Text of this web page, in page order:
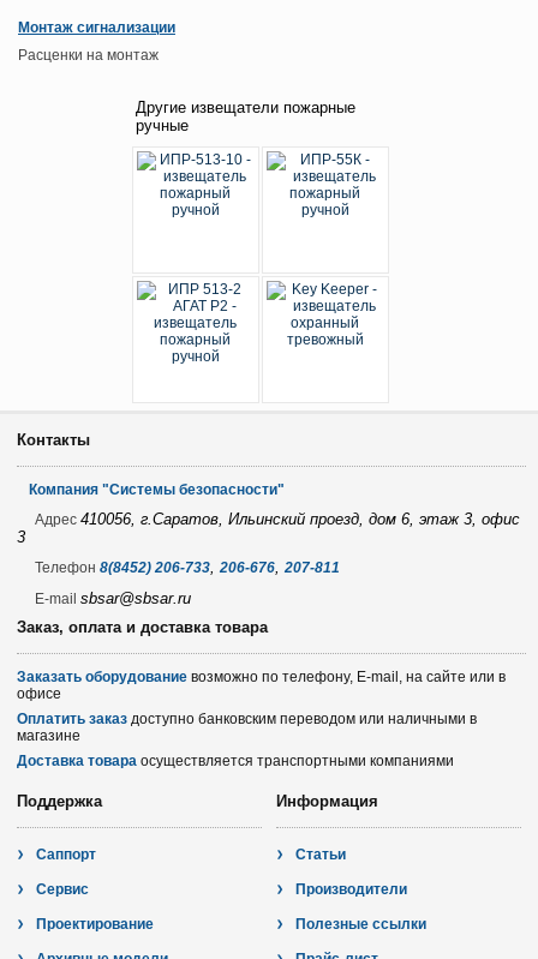
Монтаж сигнализации
Расценки на монтаж
Другие извещатели пожарные
ручные
Контакты
Компания "Системы безопасности"
Адрес 410056, г.Саратов, Ильинский проезд, дом 6, этаж 3, офис
3
Телефон 8(8452) 206-733,206-676,207-811
E-mail sbsar@sbsar.ru
Заказ, оплата и доставка товара
Заказать оборудование возможно по телефону, E-mail, на сайте или в
офисе
Оплатить заказ доступно банковским переводом или наличными в
магазине
Доставка товара осуществляется транспортными компаниями
Поддержка
Саппорт
Сервис
Проектирование
Информация
Статьи
Производители
Полезные ссылки